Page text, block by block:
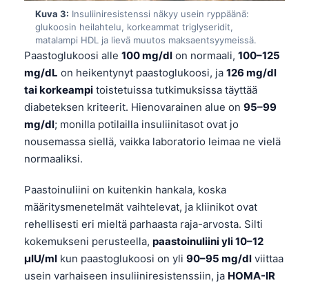
Kuva 3: Insuliiniresistenssi näkyy usein ryppäänä:
glukoosin heilahtelu, korkeammat triglyseridit,
matalampi HDL ja lievä muutos maksaentsyymeissä.
Paastoglukoosi alle 100 mg/dl on normaali, 100–125
mg/dL on heikentynyt paastoglukoosi, ja 126 mg/dl
tai korkeampi toistetuissa tutkimuksissa täyttää
diabeteksen kriteerit. Hienovarainen alue on 95–99
mg/dl; monilla potilailla insuliinitasot ovat jo
nousemassa siellä, vaikka laboratorio leimaa ne vielä
normaaliksi.
Paastoinuliini on kuitenkin hankala, koska
määritysmenetelmät vaihtelevat, ja kliinikot ovat
rehellisesti eri mieltä parhaasta raja-arvosta. Silti
kokemukseni perusteella, paastoinuliini yli 10–12
µIU/ml kun paastoglukoosi on yli 90–95 mg/dl viittaa
usein varhaiseen insuliiniresistenssiin, ja HOMA-IR